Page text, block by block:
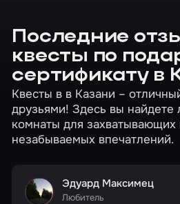
Последние
квесты по
сертификату в
Квесты в в Казани –
друзьями! Здесь вы найдете
комнаты для
незабываемых впечатлений.
Эдуард Максимец
Любитель